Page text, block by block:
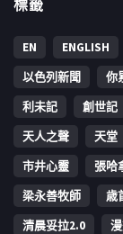
標籤
EN ENGLISH
以色列新聞
你
利未記
創世記
天人之聲
天堂
市井心靈
張哈
梁永善牧師
歳
清晨妥拉2.0